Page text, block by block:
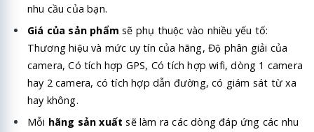
nhu cầu của bạn.
Giá của sản phẩm sẽ phụ thuộc vào nhiều yếu tố:
Thương hiệu và mức uy tín của hãng, Độ phân giải của
camera, Có tích hợp GPS, Có tích hợp wifi, dòng 1 camera
hay 2 camera, có tích hợp dẫn đường, có giám sát từ xa
hay không.
Mỗi hãng sản xuất sẽ làm ra các dòng đáp ứng các nhu